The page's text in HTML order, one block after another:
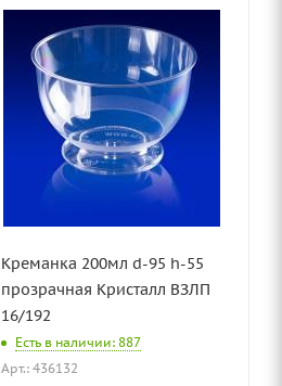
Креманка 200мл d-95 h-55
прозрачная Кристалл ВЗЛП
16/192
Есть в наличии: 887
Арт.: 436132